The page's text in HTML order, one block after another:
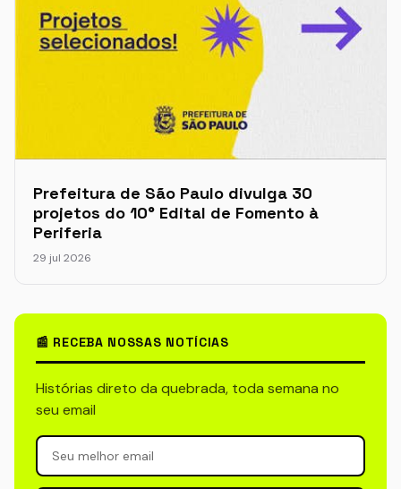
Prefeitura de São Paulo divulga 30
projetos do 10° Edital de Fomento à
Periferia
29 jul 2026
📰 RECEBA NOSSAS NOTÍCIAS
Histórias direto da quebrada, toda semana no
seu email